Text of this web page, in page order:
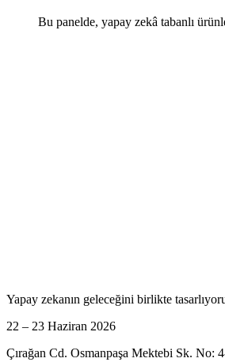
Bu panelde, yapay zekâ tabanlı
Yapay zekanın geleceğini birlikte
22 – 23 Haziran 2026
Çırağan Cd. Osmanpaşa Mektebi Sk. No: